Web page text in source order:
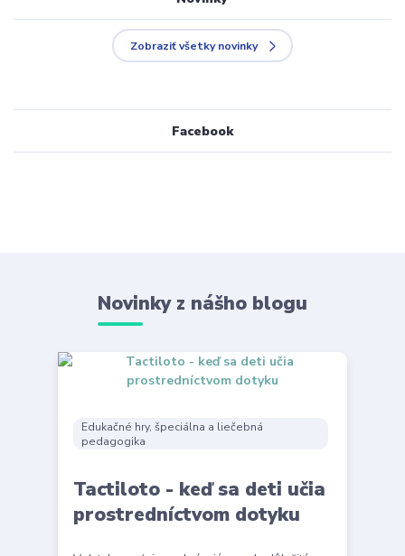
Zobraziť všetky novinky
Facebook
Novinky z nášho blogu
Edukačné hry, špeciálna a liečebná
pedagogika
Tactiloto - keď sa deti učia
prostredníctvom dotyku